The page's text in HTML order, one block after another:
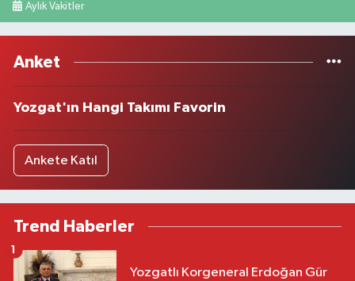
Aylık Vakitler
Anket
Yozgat'ın Hangi Takımı Favorin
Ankete Katıl
Trend Haberler
Yozgatlı Korgeneral Erdoğan Gür
1